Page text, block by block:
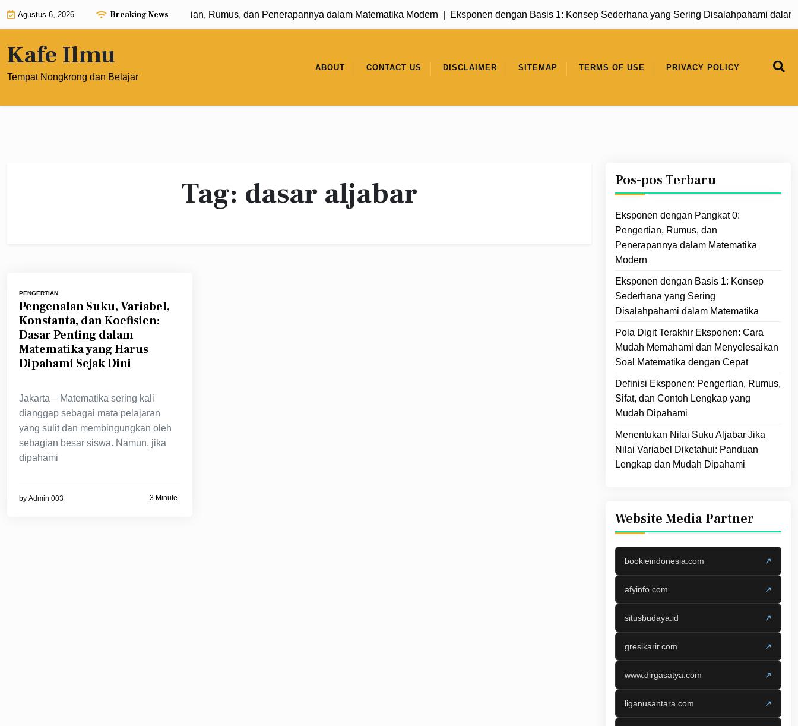
Agustus 6, 2026 Breaking News
Eksponen dengan Pangkat 0: Pengertian, Rumus, dan Penerapannya dalam Matematika Modern |Eksponen dengan Basis 1: Konsep Sederhana yang Sering Disalahpahami dalam
Kafe Ilmu
Tempat Nongkrong dan Belajar
ABOUT CONTACT US DISCLAIMER SITEMAP TERMS OF USE PRIVACY POLICY
Tag: dasar aljabar
PENGERTIAN
Pengenalan Suku, Variabel,
Konstanta, dan Koefisien:
Dasar Penting dalam
Matematika yang Harus
Dipahami Sejak Dini
Jakarta – Matematika sering kali
dianggap sebagai mata pelajaran
yang sulit dan membingungkan oleh
sebagian besar siswa. Namun, jika
dipahami
by Admin 003 3 Minute
Pos-pos Terbaru
Eksponen dengan Pangkat 0:
Pengertian, Rumus, dan
Penerapannya dalam Matematika
Modern
Eksponen dengan Basis 1: Konsep
Sederhana yang Sering
Disalahpahami dalam Matematika
Pola Digit Terakhir Eksponen: Cara
Mudah Memahami dan Menyelesaikan
Soal Matematika dengan Cepat
Definisi Eksponen: Pengertian, Rumus,
Sifat, dan Contoh Lengkap yang
Mudah Dipahami
Menentukan Nilai Suku Aljabar Jika
Nilai Variabel Diketahui: Panduan
Lengkap dan Mudah Dipahami
Website Media Partner
bookieindonesia.com ↗
afyinfo.com ↗
situsbudaya.id ↗
gresikarir.com ↗
www.dirgasatya.com ↗
liganusantara.com ↗